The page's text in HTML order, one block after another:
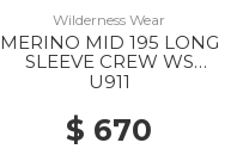
Wilderness Wear
MERINO MID 195 LONG
SLEEVE CREW WS
BLACK
U911
$ 670